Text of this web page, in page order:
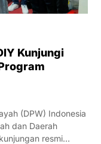
Kunjungi
(DPW) Indonesia
dan Daerah
resmi…